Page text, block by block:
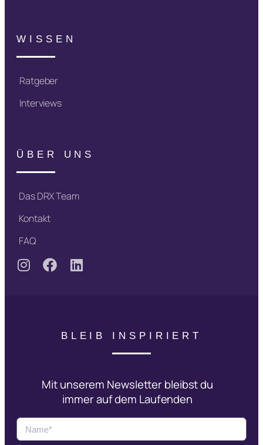
WISSEN
Ratgeber
Interviews
ÜBER UNS
Das DRX Team
Kontakt
FAQ
BLEIB INSPIRIERT
Mit unserem Newsletter bleibst du
immer auf dem Laufenden